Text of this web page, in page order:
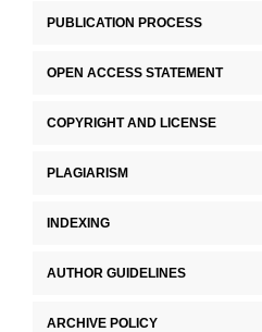
PUBLICATION PROCESS
OPEN ACCESS STATEMENT
COPYRIGHT AND LICENSE
PLAGIARISM
INDEXING
AUTHOR GUIDELINES
ARCHIVE POLICY